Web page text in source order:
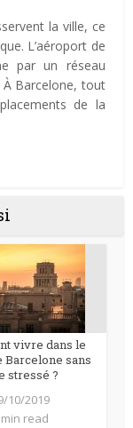
la ville, ce
L’aéroport de
par un réseau
À Barcelone, tout
de la
vivre dans le
Barcelone sans
stressé ?
10/2019
read